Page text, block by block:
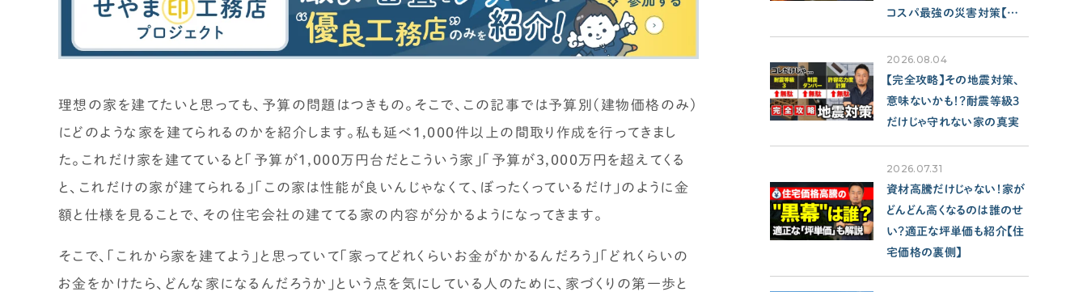
間取り実例（せやまどり）
「施主検査」の確認事項を知りたい
外構工事について知りたい
時事ネタ・裏話
住宅業界の時事ネタ
SUPPORT
サポート
せやま印工務店プロジェクト
OTHER
せやまのきもち
理想の家を建てたいと思っても、予算の問題はつきもの。そこで、この記事では予算別(建物価格のみ)
にどのような家を建てられるのかを紹介します。私も延べ1,000件以上の間取り作成を行ってきまし
た。これだけ家を建てていると「予算が1,000万円台だとこういう家」「予算が3,000万円を超えてくる
と、これだけの家が建てられる」「この家は性能が良いんじゃなくて、ぼったくっているだけ」のように金
額と仕様を見ることで、その住宅会社の建ててる家の内容が分かるようになってきます。
そこで、「これから家を建てよう」と思っていて「家ってどれくらいお金がかかるんだろう」「どれくらいの
お金をかけたら、どんな家になるんだろうか」という点を気にしている人のために、家づくりの第一歩と
コスパ最強の災害対策【注
文住宅/性能/保険】
2026.08.04
【完全攻略】その地震対策、
意味ないかも！？耐震等級3
だけじゃ守れない家の真実
2026.07.31
資材高騰だけじゃない！家が
どんどん高くなるのは誰のせ
い？適正な坪単価も紹介【住
宅価格の裏側】